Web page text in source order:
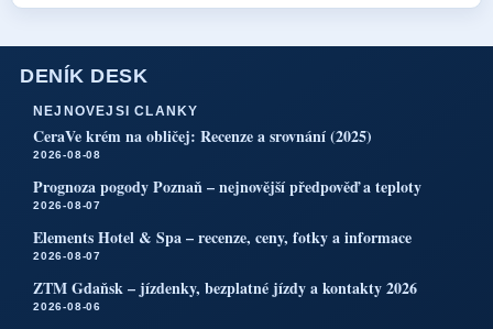
DENÍK DESK
NEJNOVEJSI CLANKY
CeraVe krém na obličej: Recenze a srovnání (2025)
2026-08-08
Prognoza pogody Poznaň – nejnovější předpověď a teploty
2026-08-07
Elements Hotel & Spa – recenze, ceny, fotky a informace
2026-08-07
ZTM Gdaňsk – jízdenky, bezplatné jízdy a kontakty 2026
2026-08-06